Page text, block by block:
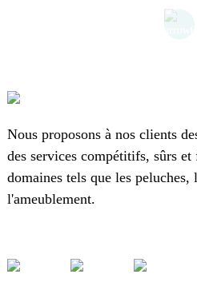
Nous proposons à nos clients
des services compétitifs, sûrs
domaines tels que les peluches,
l'ameublement.